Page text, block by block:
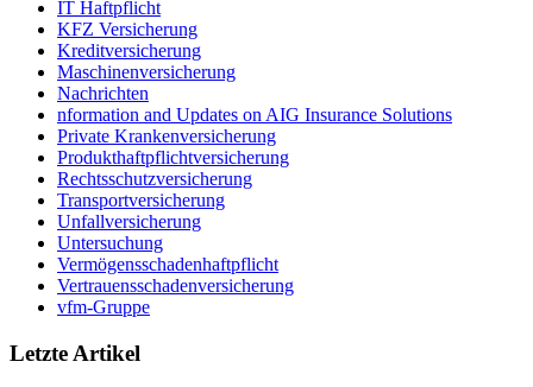
IT Haftpflicht
KFZ Versicherung
Kreditversicherung
Maschinenversicherung
Nachrichten
nformation and Updates on AIG Insurance Solutions
Private Krankenversicherung
Produkthaftpflichtversicherung
Rechtsschutzversicherung
Transportversicherung
Unfallversicherung
Untersuchung
Vermögensschadenhaftpflicht
Vertrauensschadenversicherung
vfm-Gruppe
Letzte Artikel